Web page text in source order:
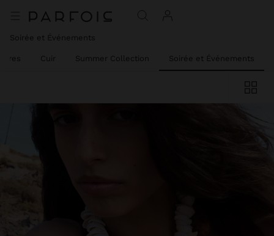
Soirée et Événements
Cuir Summer Collection Soirée et Événements